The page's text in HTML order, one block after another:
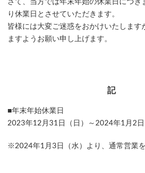
さて、当方では年末年始の休業日につき
り休業日とさせていただきます。
皆様には大変ご迷惑をおかけいたします
ますようお願い申し上げます。
記
■年末年始休業日
2023年12月31日（日）～2024年1月2日
※2024年1月3日（水）より、通常営業を